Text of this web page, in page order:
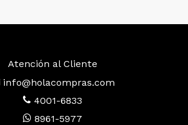
Atención al Cliente
info@holacompras.com
4001-6833
8961-5977